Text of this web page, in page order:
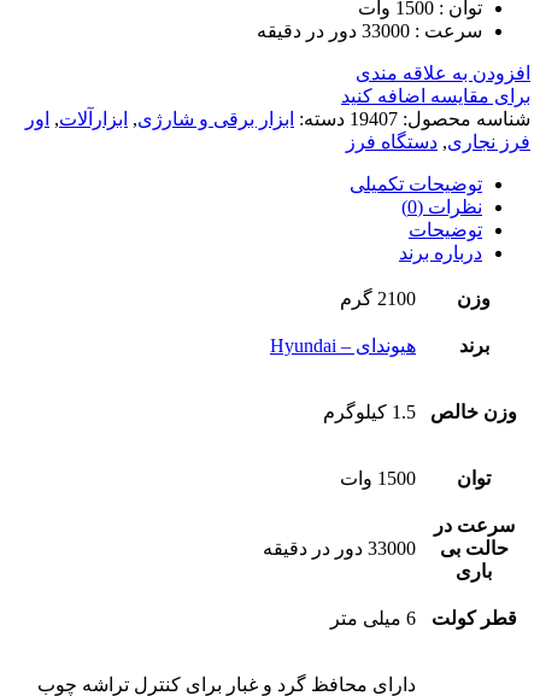
توان : 1500 وات
سرعت : 33000 دور در دقیقه
افزودن به علاقه مندی
برای مقایسه اضافه کنید
شناسه محصول: 19407 دسته: ابزار برقی و شارژی, ابزارآلات, اور
فرز نجاری, دستگاه فرز
توضیحات تکمیلی
نظرات (0)
توضیحات
درباره برند
وزن 2100 گرم
برند هیوندای – Hyundai
وزن خالص 1.5 کیلوگرم
توان 1500 وات
سرعت در
حالت بی
باری
33000 دور در دقیقه
قطر کولت 6 میلی متر
دارای محافظ گرد و غبار برای کنترل تراشه چوب